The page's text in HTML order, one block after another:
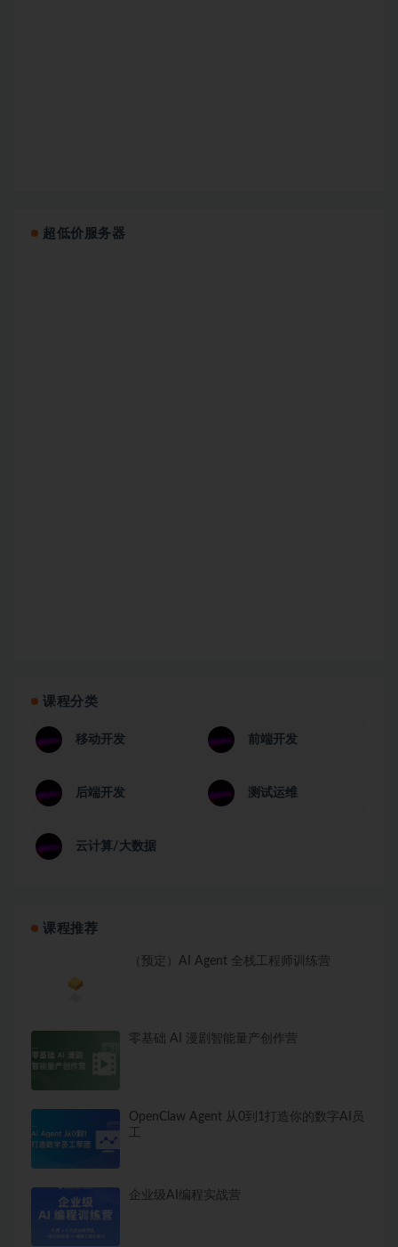
超低价服务器
课程分类
移动开发 前端开发
后端开发 测试运维
云计算/大数据
课程推荐
（预定）AI Agent 全栈工程师训练营
零基础 AI 漫剧智能量产创作营
OpenClaw Agent 从0到1打造你的数字AI员
工
企业级AI编程实战营